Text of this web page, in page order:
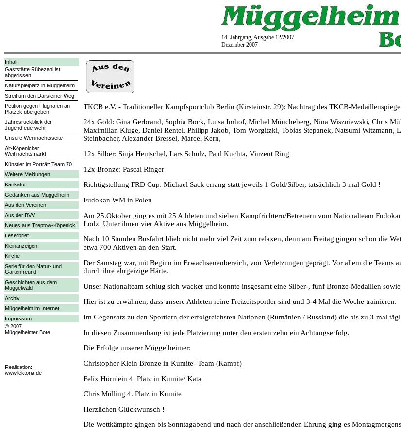
14. Jahrgang, Ausgabe 12/2007
Dezember 2007
Inhalt
Gaststätte Rübezahl ist
abgerissen
Naturspielplatz in Müggelheim
Streit um den Darsteiner Weg
Petition gegen Flughafen an
Platzek übergeben
Jahresrückblick der
Jugendfeuerwehr
Unsere Weihnachtsseite
Alt-Köpenicker
Weihnachtsmarkt
Künstler im Porträt: Team 70
Weitere Meldungen
Karikatur
Gedanken aus Müggelheim
Aus den Vereinen
Aus der BVV
Neues aus Treptow-Köpenick
Leserbrief
Kleinanzeigen
Kirche
Serie für den Natur- und
Gartenfreund
Geschichten aus dem
Müggelwald
Archiv
Müggelheim im Internet
Impressum
© 2007
Müggelheimer Bote
Realisation:
www.lektoria.de
TKCB e.V. - Traditioneller Kampfsportclub Berlin (Kirsteinstr. 29): Nachtrag des TKCB-
24x Gold: Gina Gerbrand, Sophia Bock, Luisa Imhof, Michel Müncheberg, Nina Wiszniewski, Chris
Maximilian Kluge, Daniel Rentel, Philipp Jakob, Tom Worgitzki, Tobias Stepanek, Natsumi Witzmann,
Steinbacher, Alexander Bressel, Marcel Kern,
12x Silber: Sinja Hentschel, Lars Schulz, Paul Kuchta, Vinzent Ring
12x Bronze: Pascal Ringer
Richtigstellung FRD Cup: Michael Sack errang statt jeweils 1 Gold/Silber, tatsächlich 3 mal Gold !
Fudokan WM in Polen
Am 25.Oktober ging es mit 25 Athleten und sieben Kampfrichtern/Betreuern vom Nationalteam
Lodz. Unter ihnen vier Aktive aus Müggelheim.
Nach 10 Stunden Busfahrt blieb nicht mehr viel Zeit zum relaxen, denn am Freitag gingen schon die
etwa 700 Aktiven an den Start.
Der Samstag war, mit Beginn im Erwachsenenbereich, von Verletzungen geprägt. Vor allem die
durch ihre ehrgeizige Härte.
Unser Nationalteam schlug sich wacker und konnte insgesamt eine Silber-, fünf Bronze-Medaillen
Hier ist zu erwähnen, dass unsere Athleten reine Freizeitsportler sind und 3-4 Mal die Woche trainieren.
Im Gegensatz zu den Sportlern der erfolgreichsten Nationen (Rumänien / Russland) die bis zu 3-mal
In diesen Zusammenhang ist jede Platzierung unter den ersten zehn ein Achtungserfolg.
Die Erfolge unserer Müggelheimer:
Christopher Klein Bronze in Kumite- Team (Kampf)
Felix Hörnlein 4. Platz in Kumite/ Kata
Chris Mülling 4. Platz in Kumite
Herzlichen Glückwunsch !
Die Wettkämpfe gingen bis Sonntagabend und nach der anschließenden Ehrung ging es